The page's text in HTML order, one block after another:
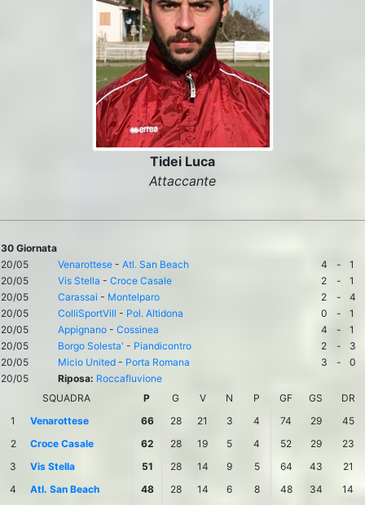
Tidei Luca
Attaccante
30 Giornata
20/05
Venarottese - Atl. San Beach 4 -
1
20/05
Vis Stella - Croce Casale 2 -
1
20/05
Carassai - Montelparo 2 -
4
20/05
ColliSportVill - Pol. Altidona 0 -
1
20/05
Appignano - Cossinea 4 -
1
20/05
Borgo Solesta' - Piandicontro 2 -
3
20/05
Micio United - Porta Romana 3 -
0
20/05
Riposa: Roccafluvione
SQUADRA
P G V N P GF GS
DR
1
Venarottese 66 28 21 3 4 74 29
45
2
Croce Casale 62 28 19 5 4 52 29
23
3
Vis Stella 51 28 14 9 5 64 43
21
4
Atl. San Beach 48 28 14 6 8 48 34
14